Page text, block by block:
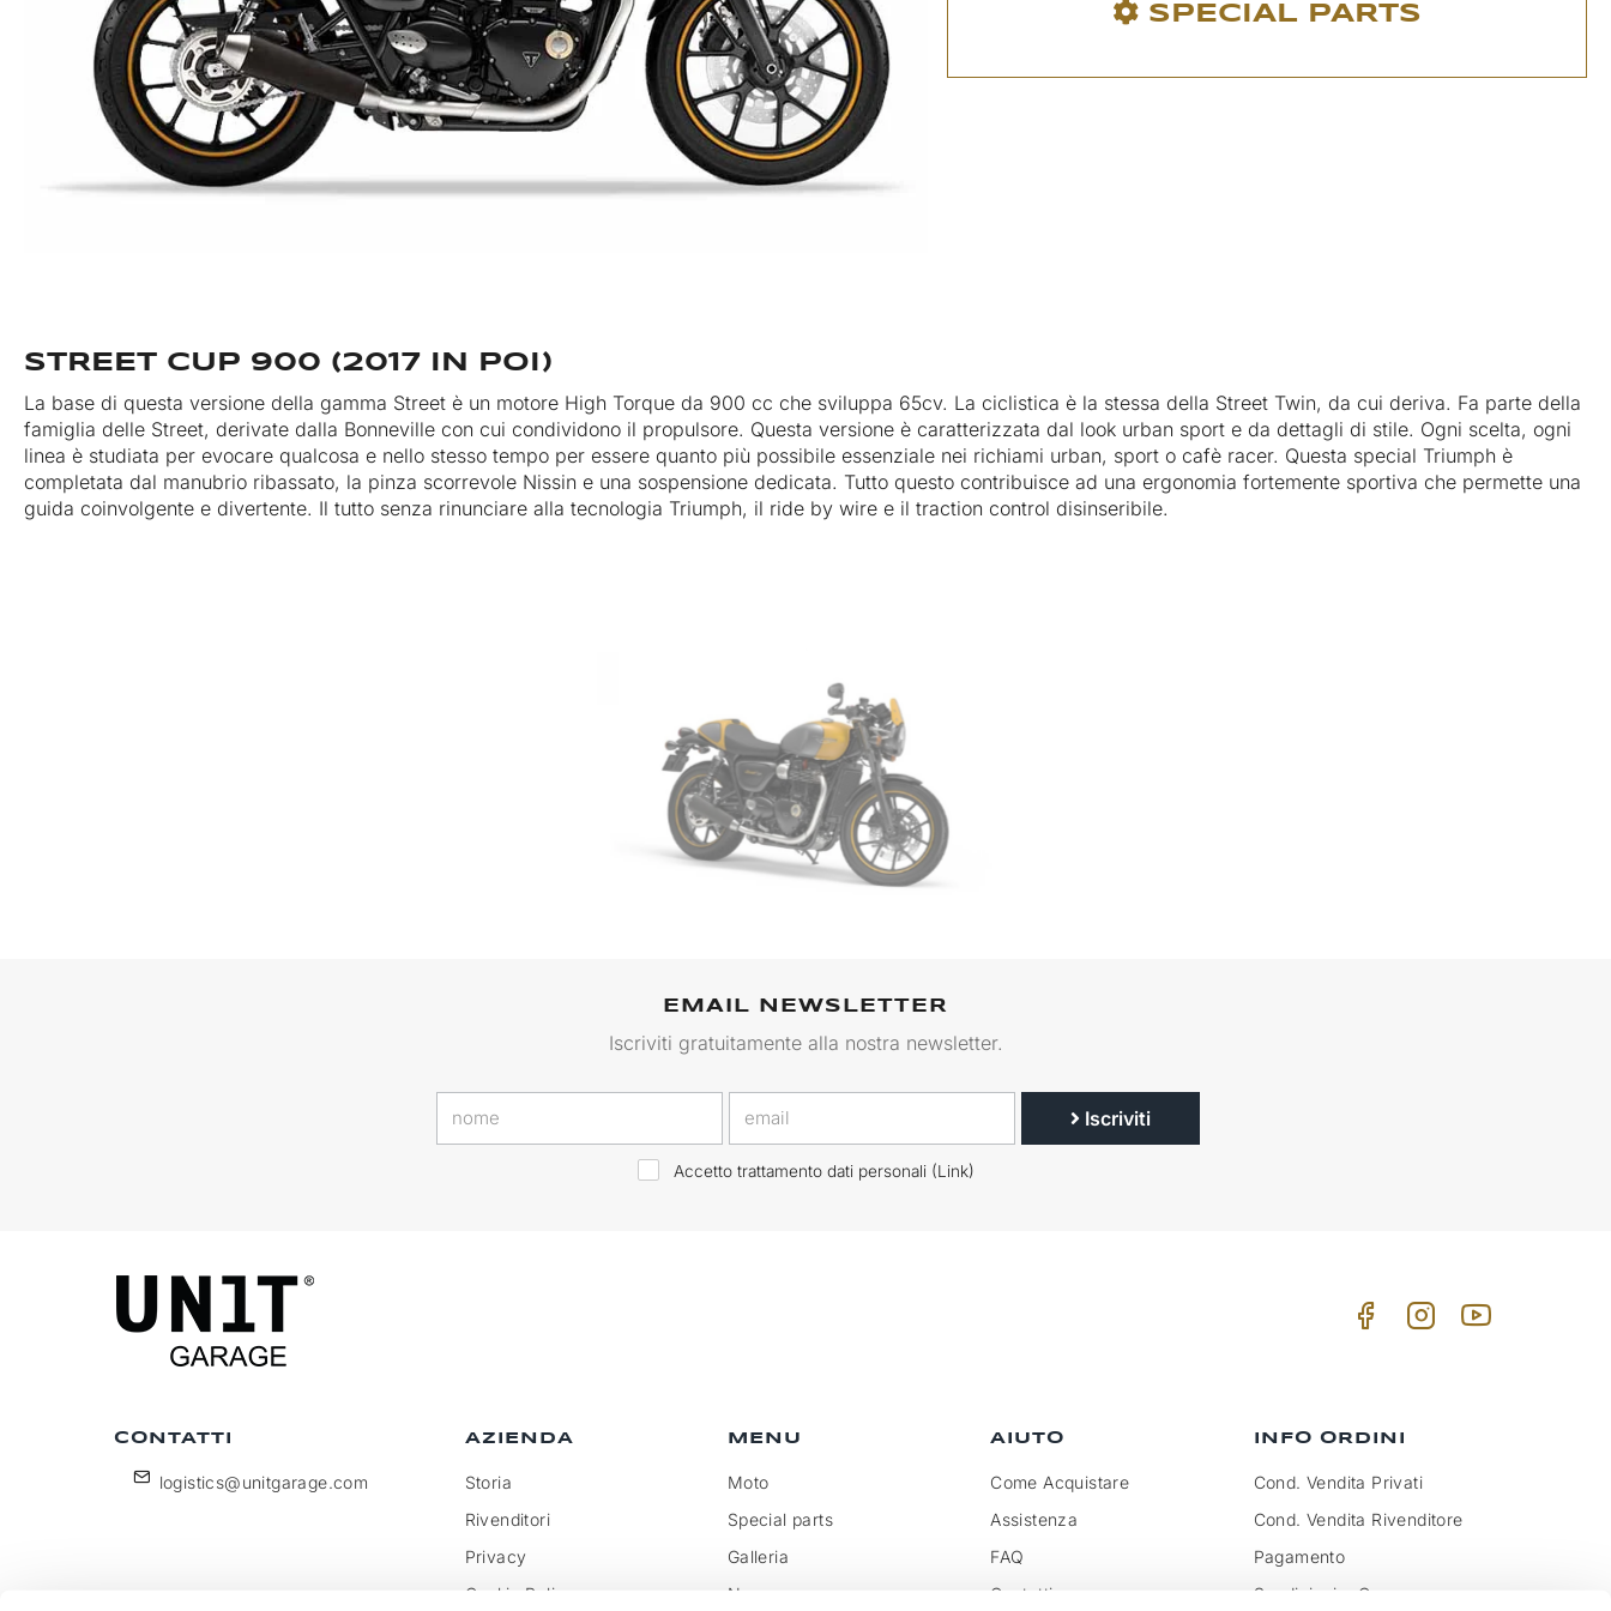
SPECIAL PARTS
STREET CUP 900 (2017 IN POI)
La base di questa versione della gamma Street è un motore High Torque da 900 cc che sviluppa 65cv. La ciclistica è la stessa della Street Twin, da cui deriva. Fa parte della
famiglia delle Street, derivate dalla Bonneville con cui condividono il propulsore. Questa versione è caratterizzata dal look urban sport e da dettagli di stile. Ogni scelta, ogni
linea è studiata per evocare qualcosa e nello stesso tempo per essere quanto più possibile essenziale nei richiami urban, sport o cafè racer. Questa special Triumph è
completata dal manubrio ribassato, la pinza scorrevole Nissin e una sospensione dedicata. Tutto questo contribuisce ad una ergonomia fortemente sportiva che permette una
guida coinvolgente e divertente. Il tutto senza rinunciare alla tecnologia Triumph, il ride by wire e il traction control disinseribile.
EMAIL NEWSLETTER
Iscriviti gratuitamente alla nostra newsletter.
Iscriviti
Accetto trattamento dati personali (Link)
CONTATTI
logistics@unitgarage.com
AZIENDA
Storia
Rivenditori
Privacy
Cookie Policy
MENU
Moto
Special parts
Galleria
News
AIUTO
Come Acquistare
Assistenza
FAQ
Contatti
INFO ORDINI
Cond. Vendita Privati
Cond. Vendita Rivenditore
Pagamento
Spedizioni e Consegna